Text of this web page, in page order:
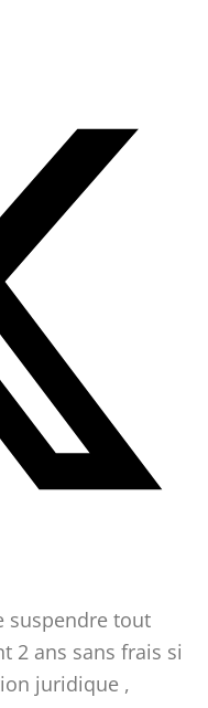
suspendre tout
2 ans sans frais si
juridique ,